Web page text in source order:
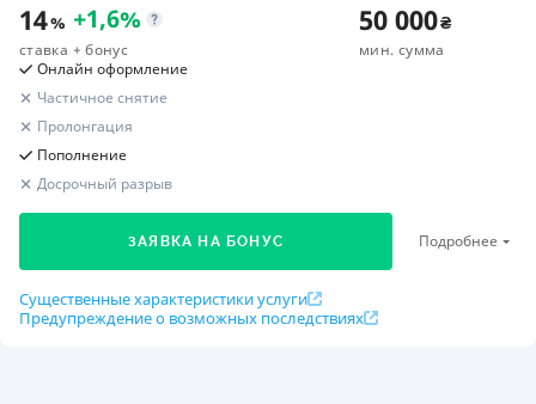
14% +1,6%
ставка + бонус
50 000₴
мин. сумма
Онлайн оформление
Частичное снятие
Пролонгация
Пополнение
Досрочный разрыв
ЗАЯВКА НА БОНУС Подробнее
Существенные характеристики услуги
Предупреждение о возможных последствиях